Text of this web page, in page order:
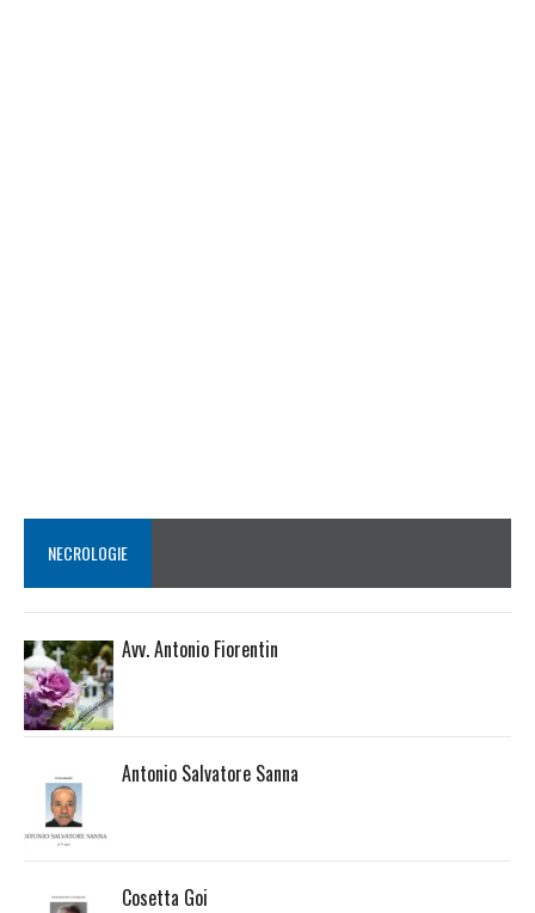
NECROLOGIE
Avv. Antonio Fiorentin
Antonio Salvatore Sanna
Cosetta Goi